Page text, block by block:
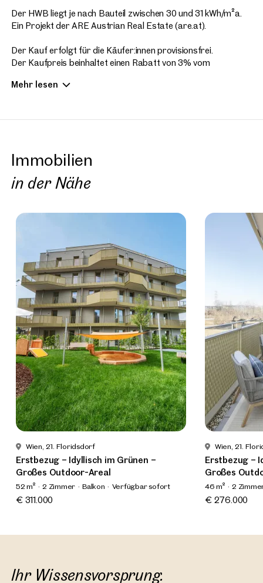
Der HWB liegt je nach Bauteil zwischen 30 und 31 kWh/m²a.
Ein Projekt der ARE Austrian Real Estate (are.at).
Der Kauf erfolgt für die Käufer:innen provisionsfrei.
Der Kaufpreis beinhaltet einen Rabatt von 3% vom
von den Verkaufsplänen zur tatsächlichen Ausführung.
Fotos (c) Stefan Seelig
Mehr lesen
Immobilien
in der Nähe
Wien, 21. Floridsdorf
Erstbezug – Idyllisch im Grünen –
Großes Outdoor-Areal
52 m² 2 Zimmer Balkon Verfügbar sofort
€ 311.000
Wien, 21.
Erstbezug –
Großes
46 m² 2
€ 276.000
Ihr Wissensvorsprung.